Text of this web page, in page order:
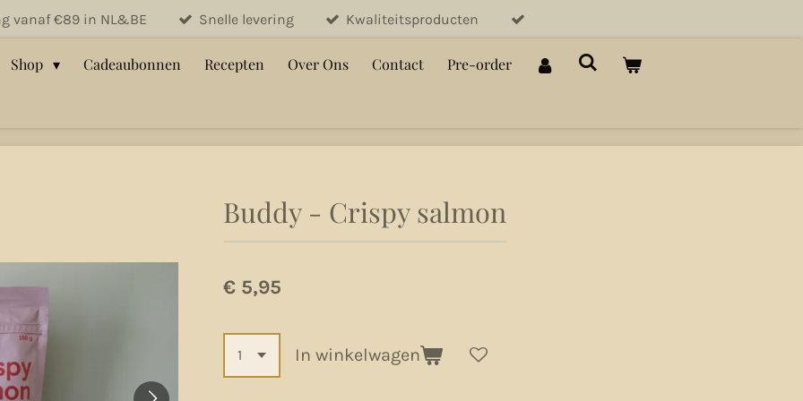
vanaf €89 in NL&BE Snelle levering Kwaliteitsproducten
Shop Cadeaubonnen Recepten Over Ons Contact Pre-order
Buddy - Crispy salmon
€ 5,95
In winkelwagen